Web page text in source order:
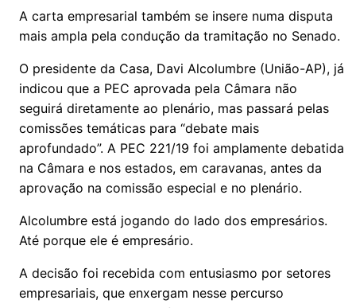
A carta empresarial também se insere numa disputa
mais ampla pela condução da tramitação no Senado.
O presidente da Casa, Davi Alcolumbre (União-AP), já
indicou que a PEC aprovada pela Câmara não
seguirá diretamente ao plenário, mas passará pelas
comissões temáticas para “debate mais
aprofundado”. A PEC 221/19 foi amplamente debatida
na Câmara e nos estados, em caravanas, antes da
aprovação na comissão especial e no plenário.
Alcolumbre está jogando do lado dos empresários.
Até porque ele é empresário.
A decisão foi recebida com entusiasmo por setores
empresariais, que enxergam nesse percurso